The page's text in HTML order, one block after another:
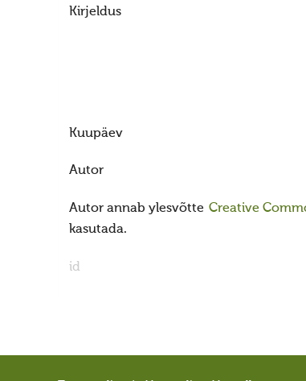
Kirjeldus
Kuupäev
Autor
Autor annab ylesvõtte Creative
kasutada.
id